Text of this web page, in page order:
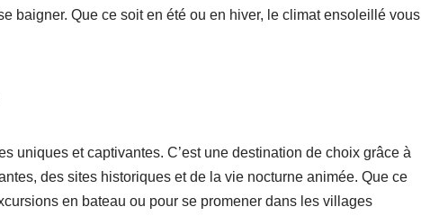
baigner. Que ce soit en été ou en hiver, le climat ensoleillé vous
uniques et captivantes. C’est une destination de choix grâce à
des sites historiques et de la vie nocturne animée. Que ce
en bateau ou pour se promener dans les villages